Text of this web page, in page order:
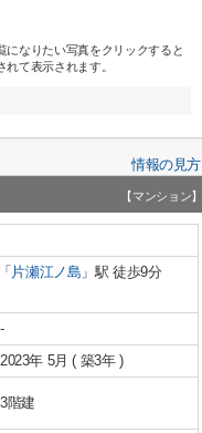
になりたい写真をクリックすると
れて表示されます。
情報の見方
【マンション】
「 片瀬江ノ島 」駅 徒歩9分
-
2023年 5月 ( 築3年 )
3階建